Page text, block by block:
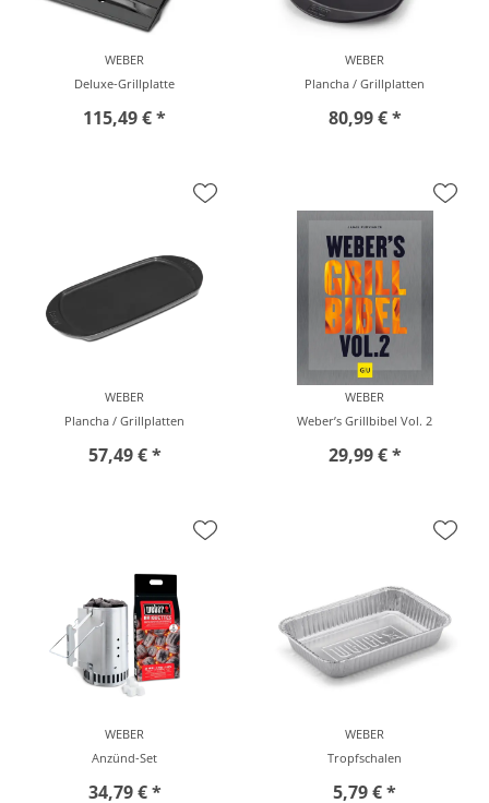
WEBER
Deluxe-Grillplatte
115,49 € *
WEBER
Plancha / Grillplatten
80,99 € *
WEBER
Plancha / Grillplatten
57,49 € *
WEBER
Weber’s Grillbibel Vol. 2
29,99 € *
WEBER
Anzünd-Set
34,79 € *
WEBER
Tropfschalen
5,79 € *